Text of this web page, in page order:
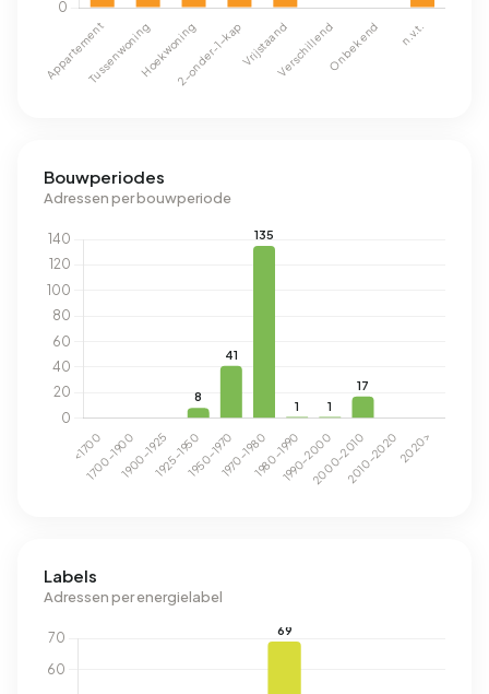
Bouwperiodes
Adressen per bouwperiode
Labels
Adressen per energielabel